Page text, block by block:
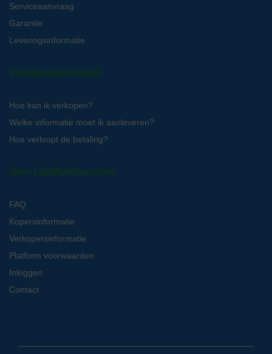
Serviceaanvraag
Garantie
Leveringsinformatie
Verkopersinformatie
Hoe kan ik verkopen?
Welke informatie moet ik aanleveren?
Hoe verloopt de betaling?
Over LabMakelaar.com
FAQ
Kopersinformatie
Verkopersinformatie
Platform voorwaarden
Inloggen
Contact